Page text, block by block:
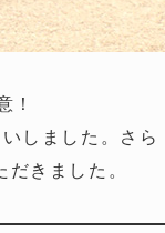
！
しました。さら
きました。